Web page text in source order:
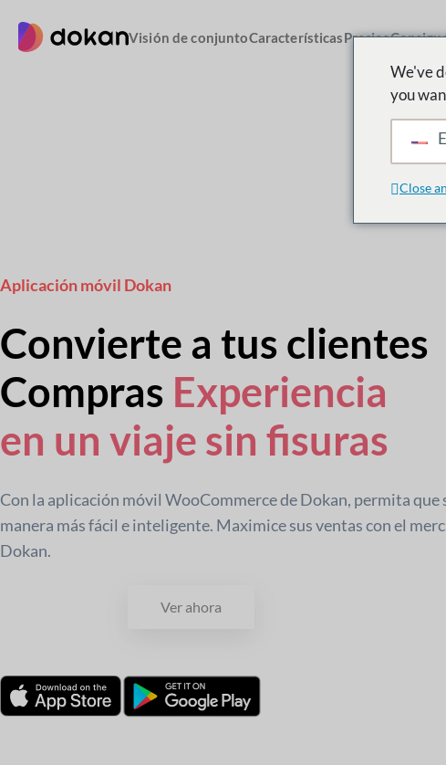
Visión de conjuntoCaracterísticasPrecios
Aplicación móvil Dokan
Convierte a tus clientes
Compras Experiencia
en un viaje sin fisuras
Con la aplicación móvil WooCommerce de Dokan, permita que
manera más fácil e inteligente. Maximice sus ventas con el
Dokan.
Ver ahora
We've
you
Close